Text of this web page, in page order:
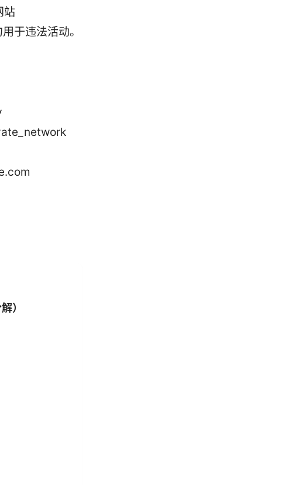
站
于违法活动。
）